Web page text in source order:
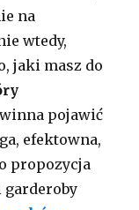
na
wtedy,
jaki masz do
pojawić
efektowna,
propozycja
garderoby